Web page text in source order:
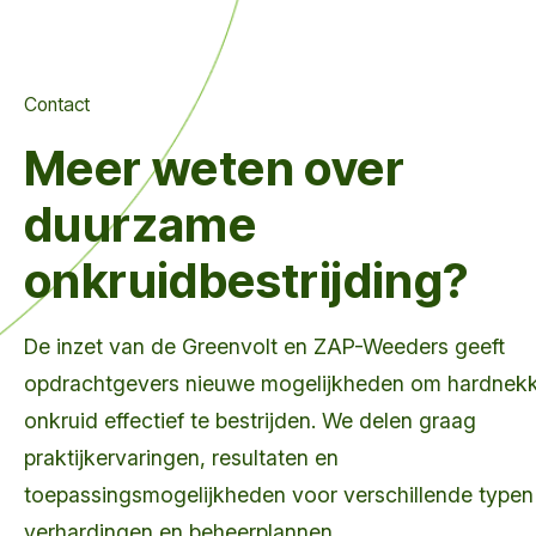
Contact
Meer weten over
duurzame
onkruidbestrijding?
De inzet van de Greenvolt en ZAP-Weeders geeft
opdrachtgevers nieuwe mogelijkheden om
onkruid effectief te bestrijden. We delen graag
praktijkervaringen, resultaten en
toepassingsmogelijkheden voor verschillende typen